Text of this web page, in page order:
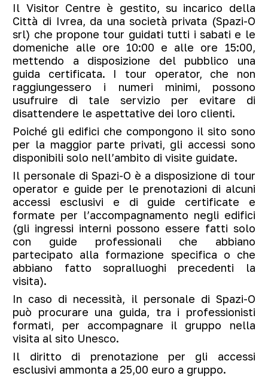
Il Visitor Centre è gestito, su incarico della
Città di Ivrea, da una società privata (Spazi-O
srl) che propone tour guidati tutti i sabati e le
domeniche alle ore 10:00 e alle ore 15:00,
mettendo a disposizione del pubblico una
guida certificata. I tour operator, che non
raggiungessero i numeri minimi, possono
usufruire di tale servizio per evitare di
disattendere le aspettative dei loro clienti.
Poiché gli edifici che compongono il sito sono
per la maggior parte privati, gli accessi sono
disponibili solo nell’ambito di visite guidate.
Il personale di Spazi-O è a disposizione di tour
operator e guide per le prenotazioni di alcuni
accessi esclusivi e di guide certificate e
formate per l’accompagnamento negli edifici
(gli ingressi interni possono essere fatti solo
con guide professionali che abbiano
partecipato alla formazione specifica o che
abbiano fatto sopralluoghi precedenti la
visita).
In caso di necessità, il personale di Spazi-O
può procurare una guida, tra i professionisti
formati, per accompagnare il gruppo nella
visita al sito Unesco.
Il diritto di prenotazione per gli accessi
esclusivi ammonta a 25,00 euro a gruppo.